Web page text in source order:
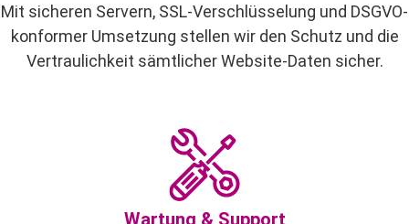
Mit sicheren Servern, SSL-Verschlüsselung und DSGVO-
konformer Umsetzung stellen wir den Schutz und die
Vertraulichkeit sämtlicher Website-Daten sicher.
Wartung & Support